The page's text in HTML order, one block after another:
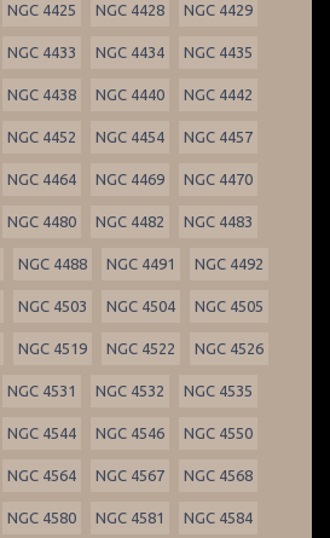
NGC 4425 NGC 4428 NGC 4429
NGC 4433 NGC 4434 NGC 4435
NGC 4438 NGC 4440 NGC 4442
NGC 4452 NGC 4454 NGC 4457
NGC 4464 NGC 4469 NGC 4470
NGC 4480 NGC 4482 NGC 4483
NGC 4488 NGC 4491 NGC 4492
NGC 4503 NGC 4504 NGC 4505
NGC 4519 NGC 4522 NGC 4526
NGC 4531 NGC 4532 NGC 4535
NGC 4544 NGC 4546 NGC 4550
NGC 4564 NGC 4567 NGC 4568
NGC 4580 NGC 4581 NGC 4584